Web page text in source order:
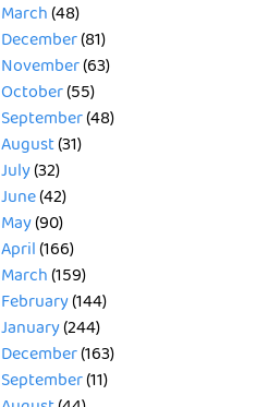
March(48)
December(81)
November(63)
October(55)
September(48)
August(31)
July(32)
June(42)
May(90)
April(166)
March(159)
February(144)
January(244)
December(163)
September(11)